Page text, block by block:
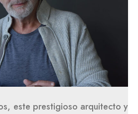
este prestigioso arquitecto y